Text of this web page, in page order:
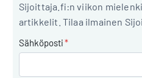
Sijoittaja.fi:n viikon
artikkelit. Tilaa ilmainen
Sähköposti*